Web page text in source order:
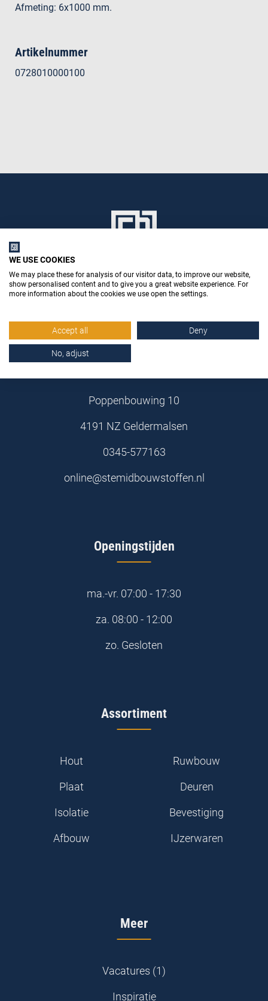
Afmeting: 6x1000 mm.
Artikelnummer
0728010000100
Stemid Bouwstoffen B.V.
Poppenbouwing 10
4191 NZ Geldermalsen
0345-577163
online@stemidbouwstoffen.nl
Openingstijden
ma.-vr. 07:00 - 17:30
za. 08:00 - 12:00
zo. Gesloten
Assortiment
Hout
Plaat
Isolatie
Afbouw
Ruwbouw
Deuren
Bevestiging
IJzerwaren
Meer
Vacatures (1)
Inspiratie
WE USE COOKIES
We may place these for analysis of our visitor data, to improve our website,
show personalised content and to give you a great website experience. For
more information about the cookies we use open the settings.
Accept all Deny
No, adjust